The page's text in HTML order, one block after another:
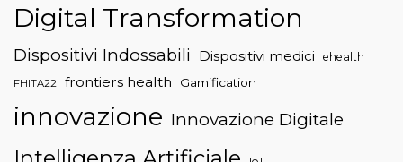
Digital Transformation
Dispositivi Indossabili Dispositivi medici ehealth
FHITA22 frontiers health Gamification
innovazione Innovazione Digitale